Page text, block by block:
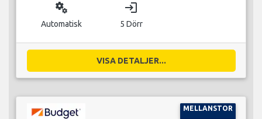
miscellaneous_services
Automatisk
login
5 Dörr
VISA DETALJER...
MELLANSTOR